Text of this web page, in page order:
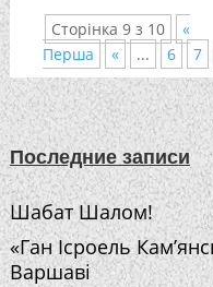
Сторінка 9 з 10
«
Перша
« ... 6 7
Последние записи
Шабат Шалом!
«Ган Ісроель
Варшаві